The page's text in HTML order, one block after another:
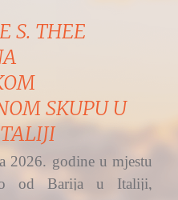
IZ ŽUPE
KRIŽA,
I
DSNG
na Bijelu nedjelju
milosrđa prenosi